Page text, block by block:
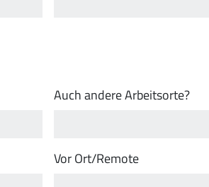
Auch andere Arbeitsorte?
Vor Ort/Remote